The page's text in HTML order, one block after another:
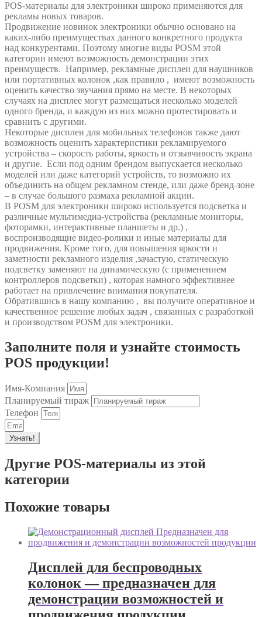
POS-материалы для электроники широко применяются для
рекламы новых товаров.
Продвижение новинок электроники обычно основано на
каких-либо преимуществах данного конкретного продукта
над конкурентами. Поэтому многие виды POSM этой
категории имеют возможность демонстрации этих
преимуществ. Например, рекламные дисплеи для наушников
или портативных колонок ,как правило , имеют возможность
оценить качество звучания прямо на месте. В некоторых
случаях на дисплее могут размещаться несколько моделей
одного бренда, и каждую из них можно протестировать и
сравнить с другими.
Некоторые дисплеи для мобильных телефонов также дают
возможность оценить характеристики рекламируемого
устройства – скорость работы, яркость и отзывчивость экрана
и другие. Если под одним брендом выпускается несколько
моделей или даже категорий устройств, то возможно их
объединить на общем рекламном стенде, или даже бренд-зоне
– в случае большого размаха рекламной акции.
В POSM для электроники широко используется подсветка и
различные мультимедиа-устройства (рекламные мониторы,
фоторамки, интерактивные планшеты и др.) ,
воспроизводящие видео-ролики и иные материалы для
продвижения. Кроме того, для повышения яркости и
заметности рекламного изделия ,зачастую, статическую
подсветку заменяют на динамическую (с применением
контроллеров подсветки) , которая намного эффективнее
работает на привлечение внимания покупателя.
Обратившись в нашу компанию , вы получите оперативное и
качественное решение любых задач , связанных с разработкой
и производством POSM для электроники.
Заполните поля и узнайте стоимость
POS продукции!
Имя-Компания
Планируемый тираж
Телефон
Узнать!
Другие POS-материалы из этой
категории
Похожие товары
Дисплей для беспроводных
колонок — предназначен для
демонстрации возможностей и